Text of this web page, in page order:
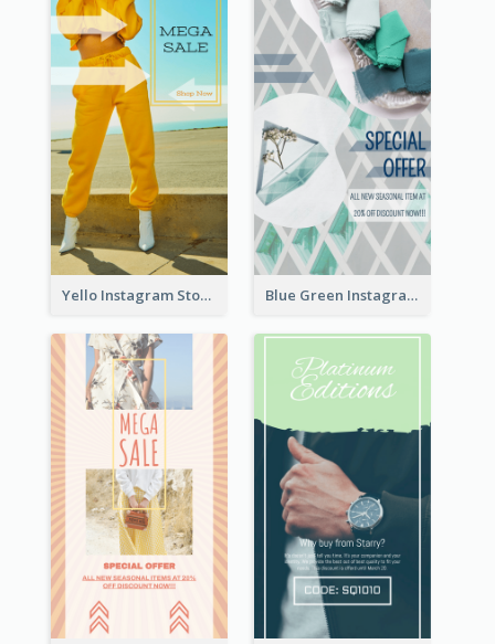
Yello Instagram Story Blue Green Instagram Story